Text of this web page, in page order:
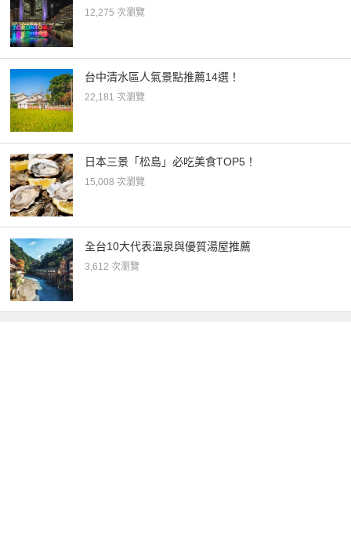
12,275 次瀏覽
台中清水區人氣景點推薦14選！
22,181 次瀏覽
日本三景「松島」必吃美食TOP5！
15,008 次瀏覽
全台10大代表溫泉與優質湯屋推薦
3,612 次瀏覽